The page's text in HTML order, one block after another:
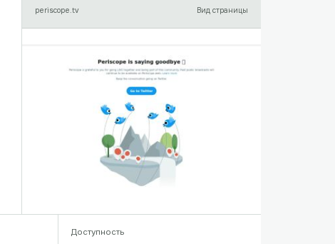
periscope.tv Вид страницы
Доступность